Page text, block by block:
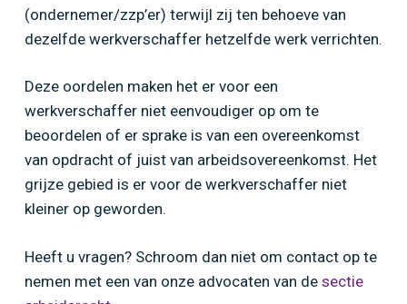
(ondernemer/zzp’er) terwijl zij ten behoeve van
dezelfde werkverschaffer hetzelfde werk verrichten.
Deze oordelen maken het er voor een
werkverschaffer niet eenvoudiger op om te
beoordelen of er sprake is van een overeenkomst
van opdracht of juist van arbeidsovereenkomst. Het
grijze gebied is er voor de werkverschaffer niet
kleiner op geworden.
Heeft u vragen? Schroom dan niet om contact op te
nemen met een van onze advocaten van desectie